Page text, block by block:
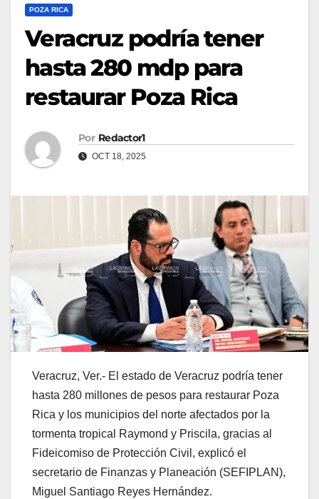
POZA RICA
Veracruz podría tener
hasta 280 mdp para
restaurar Poza Rica
Por Redactor1
OCT 18, 2025
Veracruz, Ver.- El estado de Veracruz podría tener
hasta 280 millones de pesos para restaurar Poza
Rica y los municipios del norte afectados por la
tormenta tropical Raymond y Priscila, gracias al
Fideicomiso de Protección Civil, explicó el
secretario de Finanzas y Planeación (SEFIPLAN),
Miguel Santiago Reyes Hernández.